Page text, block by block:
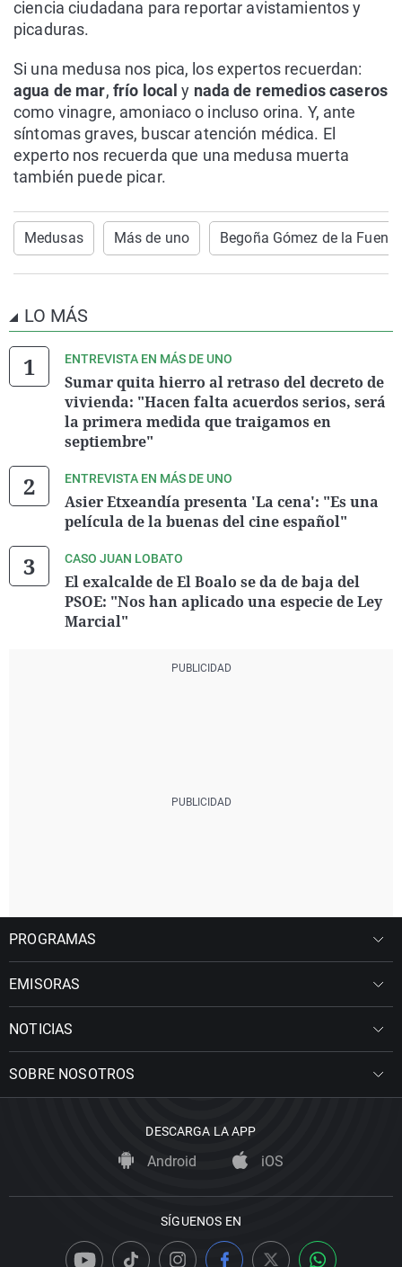
ciencia ciudadana para reportar avistamientos y
picaduras.
Si una medusa nos pica, los expertos recuerdan:
agua de mar, frío local y nada de remedios caseros
como vinagre, amoniaco o incluso orina. Y, ante
síntomas graves, buscar atención médica. El
experto nos recuerda que una medusa muerta
también puede picar.
Medusas Más de uno Begoña Gómez de la Fuente
LO MÁS
ENTREVISTA EN MÁS DE UNO
Sumar quita hierro al retraso del decreto de
vivienda: "Hacen falta acuerdos serios, será
la primera medida que traigamos en
septiembre"
ENTREVISTA EN MÁS DE UNO
Asier Etxeandía presenta 'La cena': "Es una
película de la buenas del cine español"
CASO JUAN LOBATO
El exalcalde de El Boalo se da de baja del
PSOE: "Nos han aplicado una especie de Ley
Marcial"
PROGRAMAS
EMISORAS
NOTICIAS
SOBRE NOSOTROS
DESCARGA LA APP
Android iOS
SÍGUENOS EN